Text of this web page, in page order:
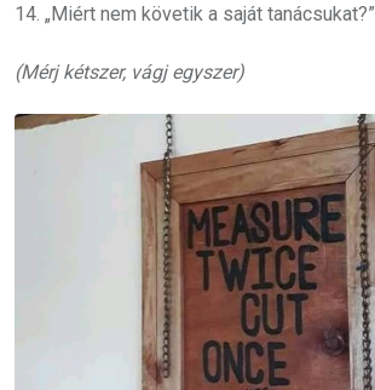
14. „Miért nem követik a saját tanácsukat?”
(Mérj kétszer, vágj egyszer)